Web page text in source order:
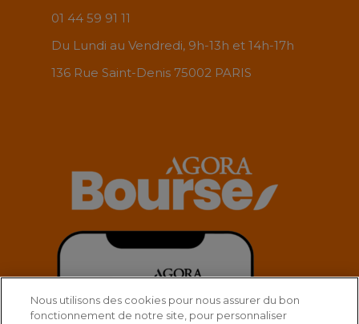
01 44 59 91 11
Du Lundi au Vendredi, 9h-13h et 14h-17h
136 Rue Saint-Denis 75002 PARIS
Nous utilisons des cookies pour nous assurer du bon
fonctionnement de notre site, pour personnaliser